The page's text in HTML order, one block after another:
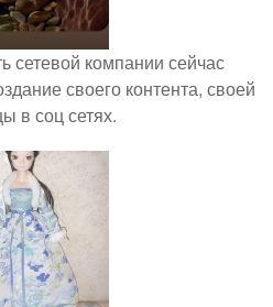
сетевой компании сейчас
своего контента, своей
в соц сетях.